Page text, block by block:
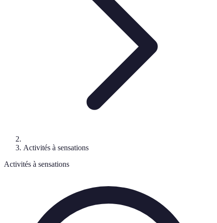
Activités à sensations
Activités à sensations